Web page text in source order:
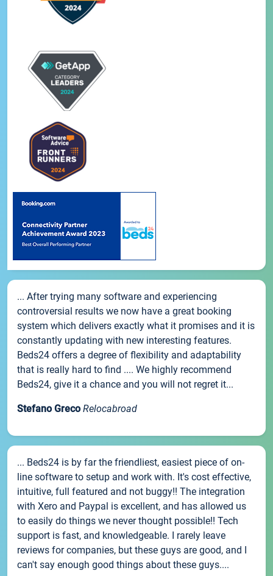
... After trying many software and experiencing
controversial results we now have a great booking
system which delivers exactly what it promises and it is
constantly updating with new interesting features.
Beds24 offers a degree of flexibility and adaptability
that is really hard to find .... We highly recommend
Beds24, give it a chance and you will not regret it...
Stefano Greco Relocabroad
... Beds24 is by far the friendliest, easiest piece of on-
line software to setup and work with. It's cost effective,
intuitive, full featured and not buggy!! The integration
with Xero and Paypal is excellent, and has allowed us
to easily do things we never thought possible!! Tech
support is fast, and knowledgeable. I rarely leave
reviews for companies, but these guys are good, and I
can't say enough good things about these guys....